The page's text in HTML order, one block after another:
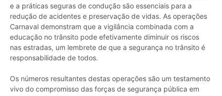
e a práticas seguras de condução são essenciais para a
redução de acidentes e preservação de vidas. As operações
Carnaval demonstram que a vigilância combinada com a
educação no trânsito pode efetivamente diminuir os riscos
nas estradas, um lembrete de que a segurança no trânsito é
responsabilidade de todos.
Os números resultantes destas operações são um testamento
vivo do compromisso das forças de segurança pública em